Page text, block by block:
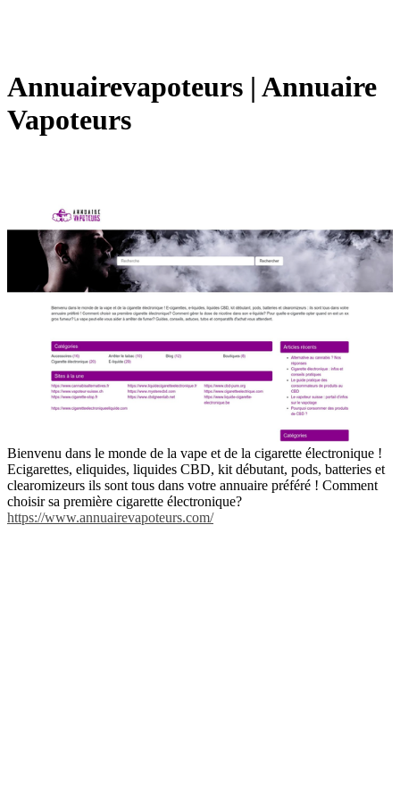
An­nuairevapo­teurs | Annuaire
Vapoteurs
Bienvenu dans le monde de la vape et de la cigarette électronique !
Ecigarettes, eliquides, liquides CBD, kit débutant, pods, batteries et
clearomizeurs ils sont tous dans votre annuaire préféré ! Comment
choisir sa première cigarette électronique?
https://www.annuairevapoteurs.com/